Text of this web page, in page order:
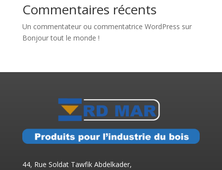
Commentaires récents
Un commentateur ou commentatrice WordPress sur
Bonjour tout le monde !
44, Rue Soldat Tawfik Abdelkader,